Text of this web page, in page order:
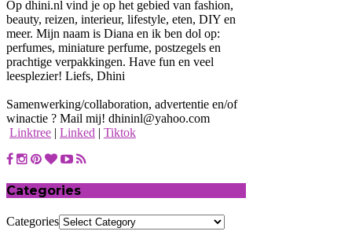
Op dhini.nl vind je op het gebied van fashion,
beauty, reizen, interieur, lifestyle, eten, DIY en
meer. Mijn naam is Diana en ik ben dol op:
perfumes, miniature perfume, postzegels en
prachtige verpakkingen. Have fun en veel
leesplezier! Liefs, Dhini
Samenwerking/collaboration, advertentie en/of
winactie ? Mail mij! dhininl@yahoo.com
Linktree | Linked | Tiktok
Categories
Categories